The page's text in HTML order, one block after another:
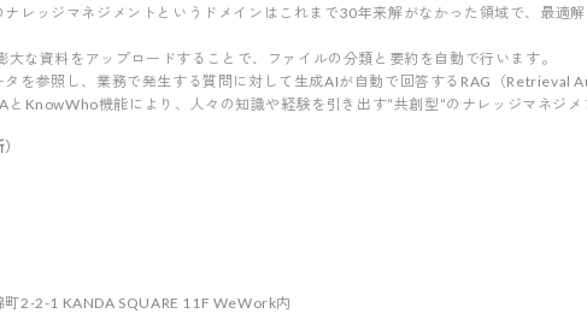
レッジマネジメントというドメインはこれまで30年来解がなかった領域で、最適
大な資料をアップロードすることで、ファイルの分類と要約を自動で行います。
タを参照し、業務で発生する質問に対して生成AIが自動で回答するRAG（Retrieval
とKnowWho機能により、人々の知識や経験を引き出す“共創型“のナレッジマネジメ
2-2-1 KANDA SQUARE 11F WeWork内